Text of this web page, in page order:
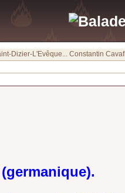
Dizier-L'Evêque... Constantin